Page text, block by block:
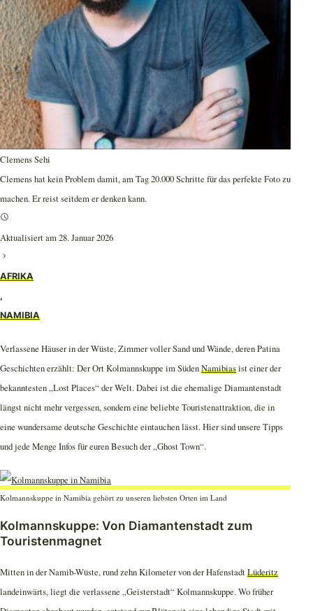
Clemens Sehi
Clemens hat kein Problem damit, am Tag 20.000 Schritte für das perfekte Foto zu
machen. Er reist seitdem er denken kann.
Aktualisiert am 28. Januar 2026
AFRIKA
,
NAMIBIA
Verlassene Häuser in der Wüste, Zimmer voller Sand und Wände, deren Patina
Geschichten erzählt: Der Ort Kolmannskuppe im SüdenNamibiasist einer der
bekanntesten „Lost Places“ der Welt. Dabei ist die ehemalige Diamantenstadt
längst nicht mehr vergessen, sondern eine beliebte Touristenattraktion, die in
eine wundersame deutsche Geschichte eintauchen lässt. Hier sind unsere Tipps
und jede Menge Infos für euren Besuch der „Ghost Town“.
Kolmannskuppe in Namibia gehört zu unseren liebsten Orten im Land
Kolmannskuppe: Von Diamantenstadt zum
Touristenmagnet
Mitten in der Namib-Wüste, rund zehn Kilometer von der HafenstadtLüderitz
landeinwärts, liegt die verlassene „Geisterstadt“ Kolmannskuppe. Wo früher